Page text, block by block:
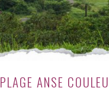
PLAGE ANSE